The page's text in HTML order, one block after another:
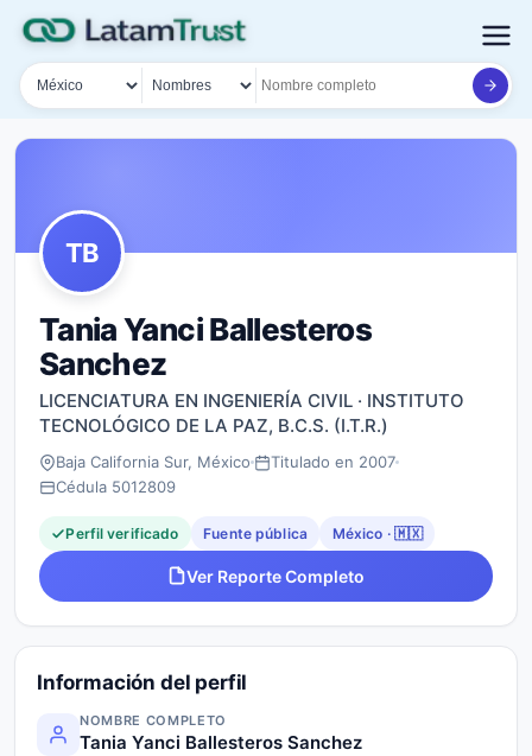
País
Tipo de búsqueda
Nombre o documento
TB
Tania Yanci Ballesteros
Sanchez
LICENCIATURA EN INGENIERÍA CIVIL · INSTITUTO
TECNOLÓGICO DE LA PAZ, B.C.S. (I.T.R.)
Baja California Sur, México
Titulado en 2007
Cédula 5012809
Perfil verificado Fuente pública México · 🇲🇽
Ver Reporte Completo
Información del perfil
NOMBRE COMPLETO
Tania Yanci Ballesteros Sanchez